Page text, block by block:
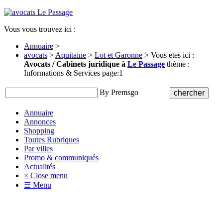
Vous vous trouvez ici :
Annuaire >
avocats > Aquitaine > Lot et Garonne > Vous etes ici :
Avocats / Cabinets juridique à Le Passage thème :
Informations & Services page:1
By Premsgo
Annuaire
Annonces
Shopping
Toutes Rubriques
Par villes
Promo & communiqués
Actualités
× Close menu
☰ Menu